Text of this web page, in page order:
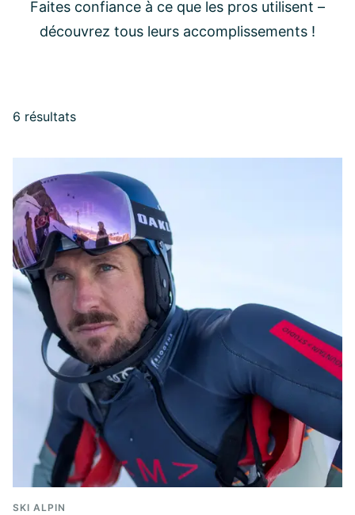
Faites confiance à ce que les pros utilisent –
découvrez tous leurs accomplissements !
6 résultats
SKI ALPIN